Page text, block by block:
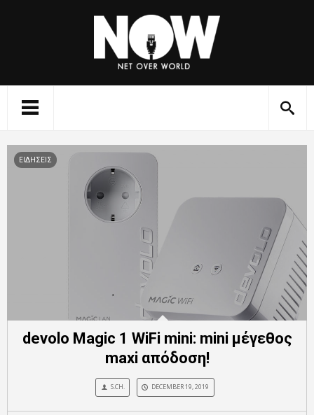
ΕΙΔΗΣΕΙΣ
devolo Magic 1 WiFi mini: mini μέγεθος
maxi απόδοση!
S.CH. DECEMBER 19, 2019